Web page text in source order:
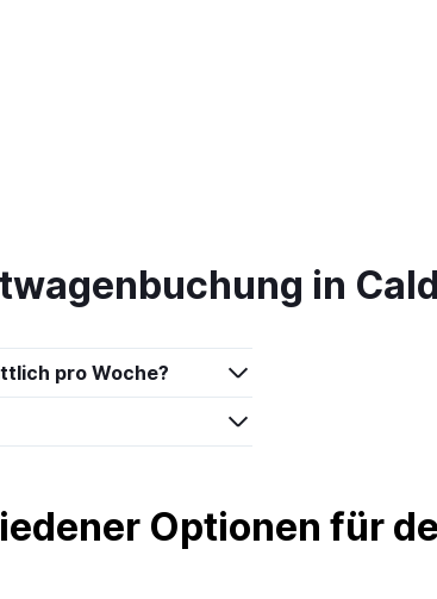
in
pro Woche?
Optionen für